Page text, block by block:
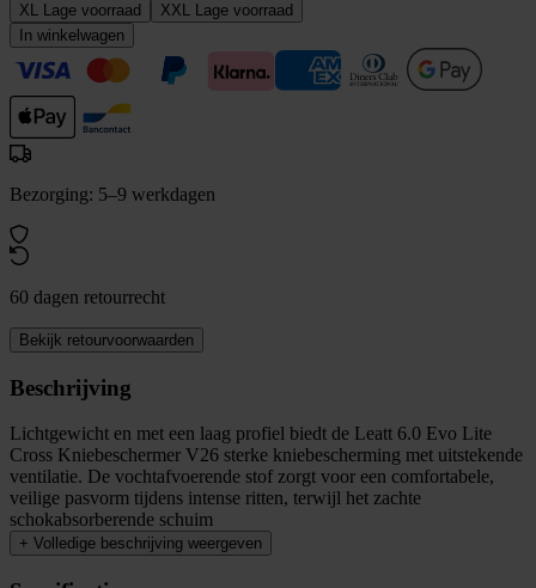
XL Lage voorraad XXL Lage voorraad
In winkelwagen
Bezorging: 5–9 werkdagen
60 dagen retourrecht
Bekijk retourvoorwaarden
Beschrijving
Lichtgewicht en met een laag profiel biedt de Leatt 6.0 Evo Lite
Cross Kniebeschermer V26 sterke kniebescherming met uitstekende
ventilatie. De vochtafvoerende stof zorgt voor een comfortabele,
veilige pasvorm tijdens intense ritten, terwijl het zachte
schokabsorberende schuim
+ Volledige beschrijving weergeven